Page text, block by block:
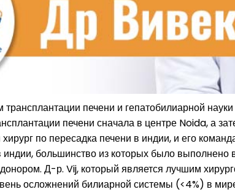
печени и гепатобилиарной
печени сначала в центре Noida, а
по пересадка печени в индии, и его
индии, большинство из которых было
Д-р. Vij, который является лучшим
осложнений билиарной системы (<4%) в